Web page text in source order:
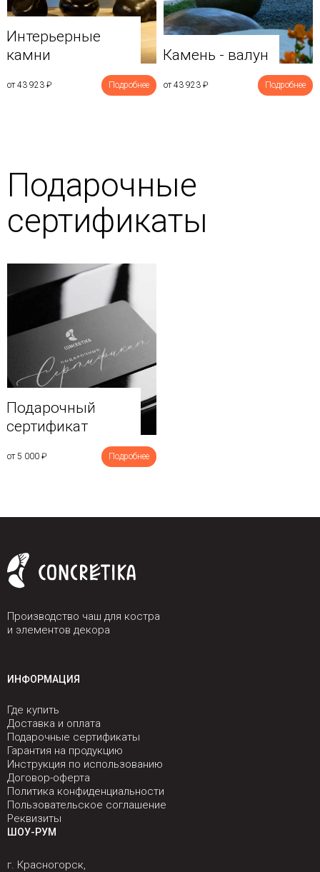
Интерьерные
камни
от 43 923 ₽ Подробнее
Камень - валун
от 43 923 ₽ Подробнее
Подарочные
сертификаты
Подарочный
сертификат
от 5 000 ₽ Подробнее
Производство чаш для костра
и элементов декора
ИНФОРМАЦИЯ
Где купить
Доставка и оплата
Подарочные сертификаты
Гарантия на продукцию
Инструкция по использованию
Договор-оферта
Политика конфиденциальности
Пользовательское соглашение
Реквизиты
ШОУ-РУМ
г. Красногорск,